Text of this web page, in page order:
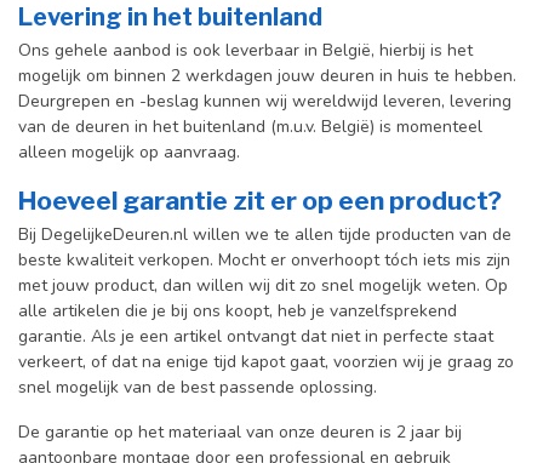
Levering in het buitenland
Ons gehele aanbod is ook leverbaar in België, hierbij is het
mogelijk om binnen 2 werkdagen jouw deuren in huis te hebben.
Deurgrepen en -beslag kunnen wij wereldwijd leveren, levering
van de deuren in het buitenland (m.u.v. België) is momenteel
alleen mogelijk op aanvraag.
Hoeveel garantie zit er op een product?
Bij DegelijkeDeuren.nl willen we te allen tijde producten van de
beste kwaliteit verkopen. Mocht er onverhoopt tóch iets mis zijn
met jouw product, dan willen wij dit zo snel mogelijk weten. Op
alle artikelen die je bij ons koopt, heb je vanzelfsprekend
garantie. Als je een artikel ontvangt dat niet in perfecte staat
verkeert, of dat na enige tijd kapot gaat, voorzien wij je graag zo
snel mogelijk van de best passende oplossing.
De garantie op het materiaal van onze deuren is 2 jaar bij
aantoonbare montage door een professional en gebruik